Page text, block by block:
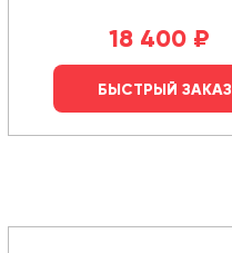
18 400 ₽
БЫСТРЫЙ ЗАКАЗ